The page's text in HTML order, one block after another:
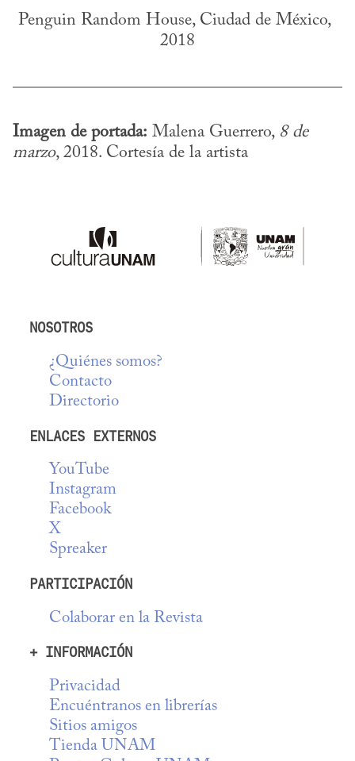
Penguin Random House, Ciudad de México,
2018
Imagen de portada: Malena Guerrero, 8 de
marzo, 2018. Cortesía de la artista
NOSOTROS
¿Quiénes somos?
Contacto
Directorio
ENLACES EXTERNOS
YouTube
Instagram
Facebook
X
Spreaker
PARTICIPACIÓN
Colaborar en la Revista
+ INFORMACIÓN
Privacidad
Encuéntranos en librerías
Sitios amigos
Tienda UNAM